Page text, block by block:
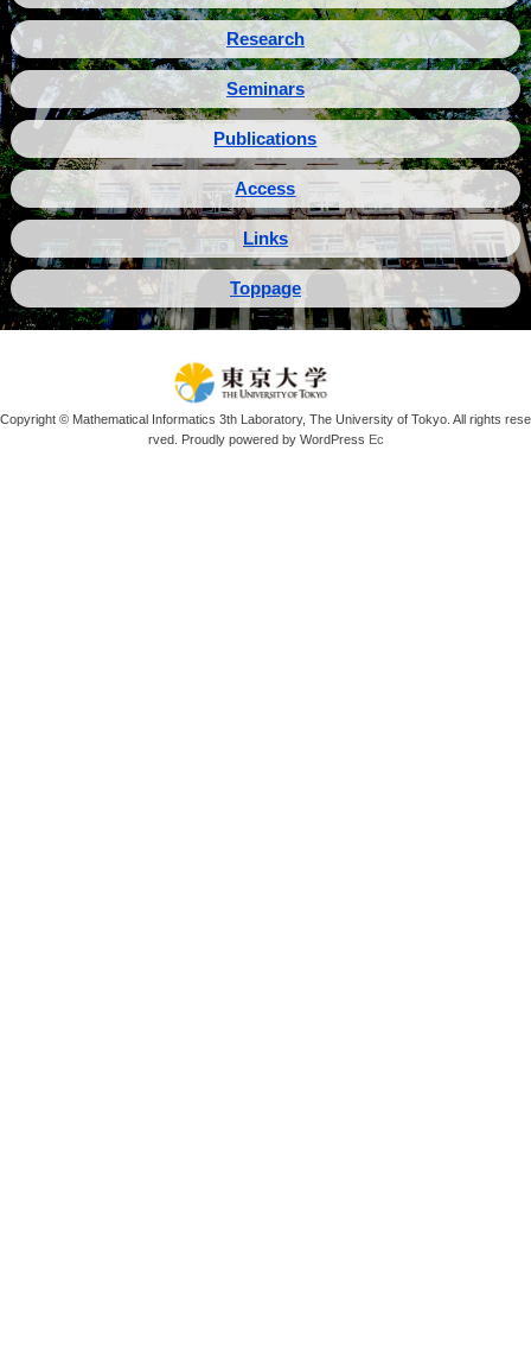
Research
Seminars
Publications
Access
Links
Toppage
Copyright © Mathematical Informatics 3th Laboratory, The University of Tokyo. All rights rese
rved. Proudly powered by WordPress Ec